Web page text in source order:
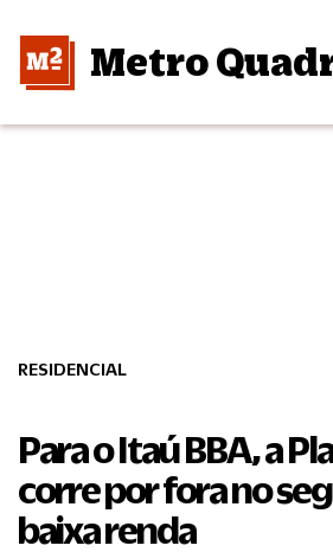
Metro
RESIDENCIAL
Para o Itaú BBA, a
corre por fora no
baixa renda